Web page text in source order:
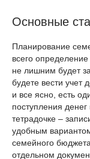
Основные
Планирование
всего
не лишним будет
будете вести учет
и все ясно, есть
поступления
тетрадочке –
удобным
семейного
отдельном